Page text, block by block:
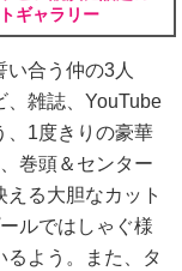
ギャラリー
合う仲の3人
、雑誌、YouTube
、1度きりの豪華
巻頭＆センター
る大胆なカット
ルではしゃぐ様
るよう。また、タ